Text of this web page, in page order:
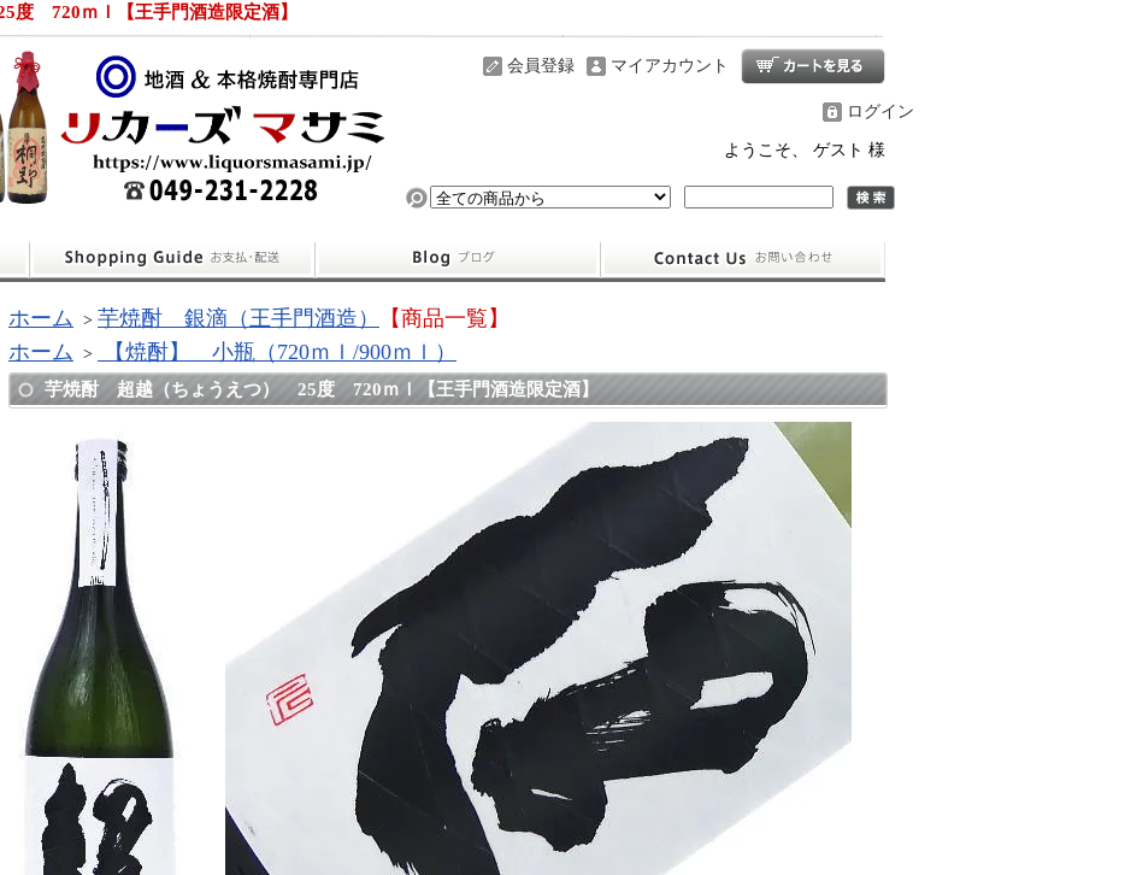
720ｍｌ【王手門酒造限定酒】
マイアカウント
会員登録
ログイン
ようこそ、 ゲスト 様
ホーム > 芋焼酎 銀滴（王手門酒造）
【商品一覧】
ホーム > 【焼酎】 小瓶（720ｍｌ/900ｍｌ）
芋焼酎 超越（ちょうえつ） 25度 720ｍｌ【王手門酒造限定酒】